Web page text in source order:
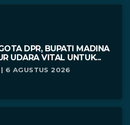
DPR, BUPATI MADINA
UDARA VITAL UNTUK...
| 6 AGUSTUS 2026